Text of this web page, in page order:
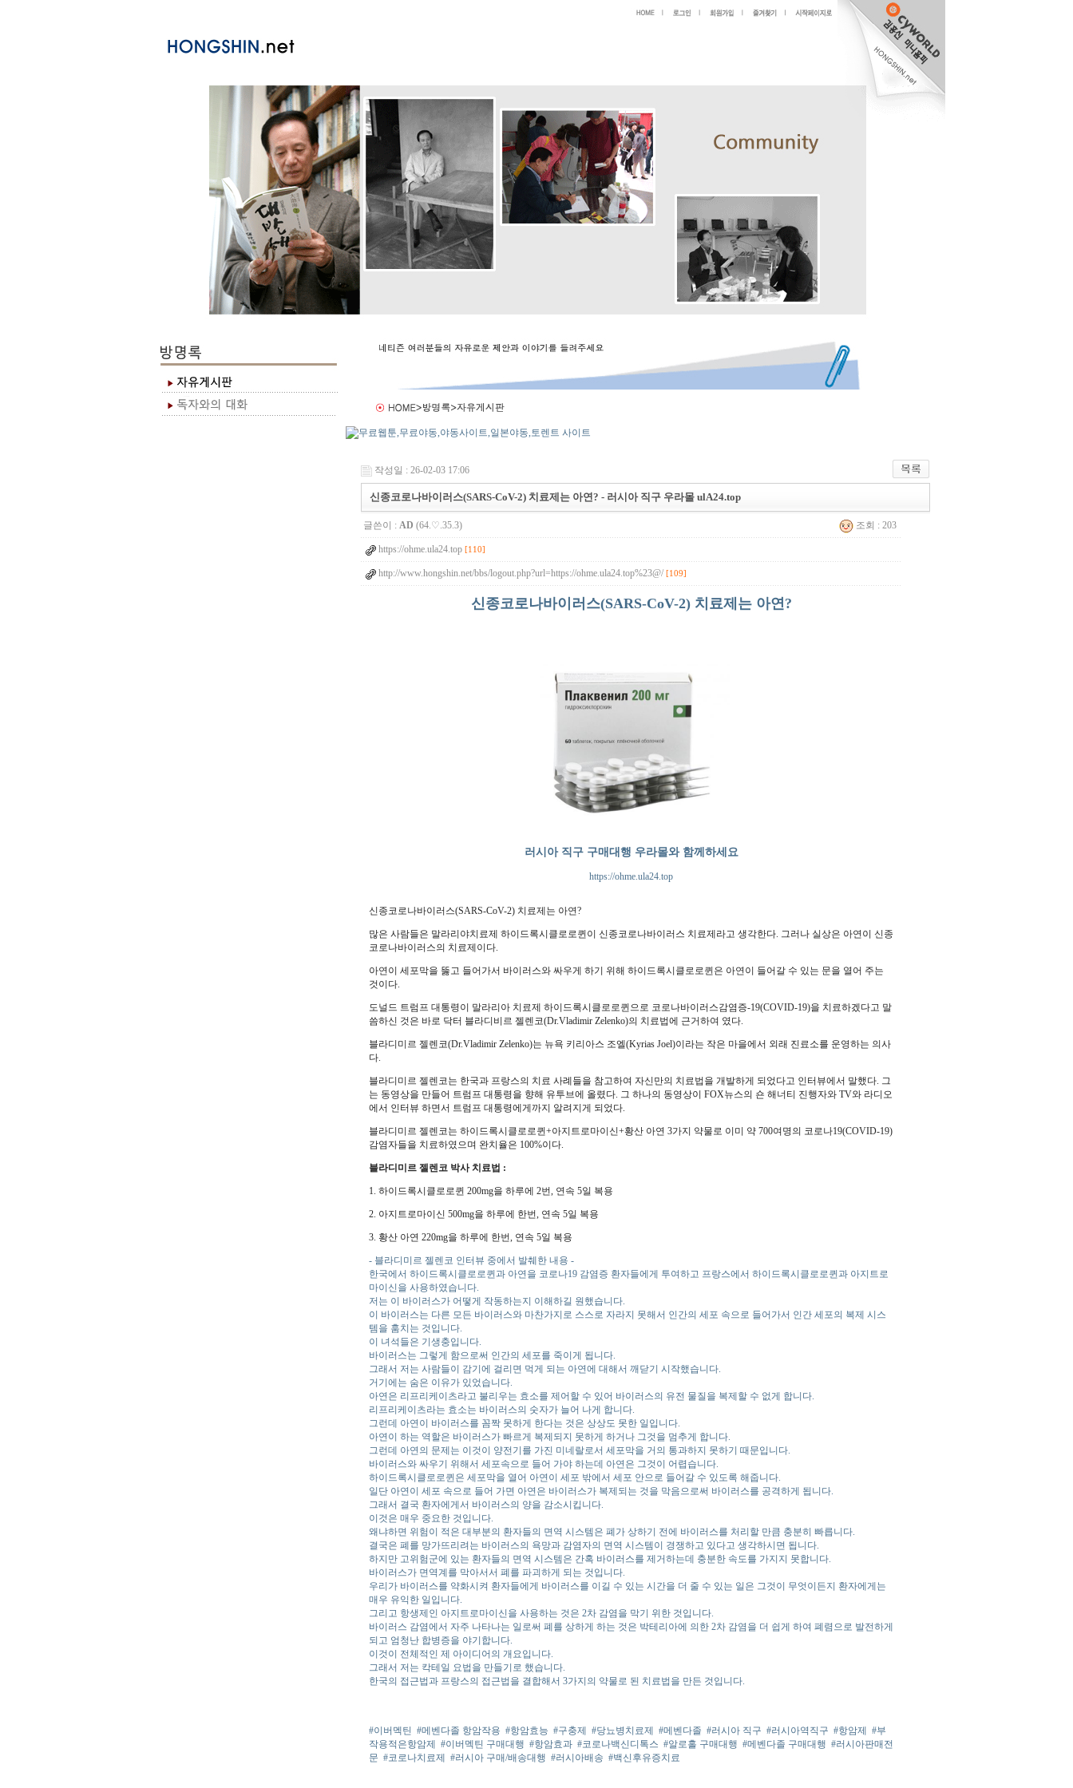
작성일 : 26-02-03 17:06
신종코로나바이러스(SARS-CoV-2) 치료제는 아연? - 러시아 직구 우라몰 ulA24.top
글쓴이 : AD (64.♡.35.3) 조회 : 203
https://ohme.ula24.top [110]
http://www.hongshin.net/bbs/logout.php?url=https://ohme.ula24.top%23@/ [109]
신종코로나바이러스(SARS-CoV-2) 치료제는 아연?
러시아 직구 구매대행 우라몰와 함께하세요
https://ohme.ula24.top
신종코로나바이러스(SARS-CoV-2) 치료제는 아연?
많은 사람들은 말라리야치료제 하이드록시클로로퀸이 신종코로나바이러스 치료제라고 생각한다. 그러나 실상은 아연이 신종
코로나바이러스의 치료제이다.
아연이 세포막을 뚫고 들어가서 바이러스와 싸우게 하기 위해 하이드록시클로로퀸은 아연이 들어갈 수 있는 문을 열어 주는
것이다.
도널드 트럼프 대통령이 말라리아 치료제 하이드록시클로로퀸으로 코로나바이러스감염증-19(COVID-19)을 치료하겠다고 말
씀하신 것은 바로 닥터 블라디비르 젤렌코(Dr.Vladimir Zelenko)의 치료법에 근거하여 였다.
블라디미르 젤렌코(Dr.Vladimir Zelenko)는 뉴욕 키리아스 조엘(Kyrias Joel)이라는 작은 마을에서 외래 진료소를 운영하는 의사
다.
블라디미르 젤렌코는 한국과 프랑스의 치료 사례들을 참고하여 자신만의 치료법을 개발하게 되었다고 인터뷰에서 말했다. 그
는 동영상을 만들어 트럼프 대통령을 향해 유투브에 올렸다. 그 하나의 동영상이 FOX뉴스의 숀 해너티 진행자와 TV와 라디오
에서 인터뷰 하면서 트럼프 대통령에게까지 알려지게 되었다.
블라디미르 젤렌코는 하이드록시클로로퀸+아지트로마이신+황산 아연 3가지 약물로 이미 약 700여명의 코로나19(COVID-19)
감염자들을 치료하였으며 완치율은 100%이다.
블라디미르 젤렌코 박사 치료법 :
1. 하이드록시클로로퀸 200mg을 하루에 2번, 연속 5일 복용
2. 아지트로마이신 500mg을 하루에 한번, 연속 5일 복용
3. 황산 아연 220mg을 하루에 한번, 연속 5일 복용
- 블라디미르 젤렌코 인터뷰 중에서 발췌한 내용 -
한국에서 하이드록시클로로퀸과 아연을 코로나19 감염증 환자들에게 투여하고 프랑스에서 하이드록시클로로퀸과 아지트로
마이신을 사용하였습니다.
저는 이 바이러스가 어떻게 작동하는지 이해하길 원했습니다.
이 바이러스는 다른 모든 바이러스와 마찬가지로 스스로 자라지 못해서 인간의 세포 속으로 들어가서 인간 세포의 복제 시스
템을 훔치는 것입니다.
이 녀석들은 기생충입니다.
바이러스는 그렇게 함으로써 인간의 세포를 죽이게 됩니다.
그래서 저는 사람들이 감기에 걸리면 먹게 되는 아연에 대해서 깨닫기 시작했습니다.
거기에는 숨은 이유가 있었습니다.
아연은 리프리케이츠라고 불리우는 효소를 제어할 수 있어 바이러스의 유전 물질을 복제할 수 없게 합니다.
리프리케이츠라는 효소는 바이러스의 숫자가 늘어 나게 합니다.
그런데 아연이 바이러스를 꼼짝 못하게 한다는 것은 상상도 못한 일입니다.
아연이 하는 역할은 바이러스가 빠르게 복제되지 못하게 하거나 그것을 멈추게 합니다.
그런데 아연의 문제는 이것이 양전기를 가진 미네랄로서 세포막을 거의 통과하지 못하기 때문입니다.
바이러스와 싸우기 위해서 세포속으로 들어 가야 하는데 아연은 그것이 어렵습니다.
하이드록시클로로퀸은 세포막을 열어 아연이 세포 밖에서 세포 안으로 들어갈 수 있도록 해줍니다.
일단 아연이 세포 속으로 들어 가면 아연은 바이러스가 복제되는 것을 막음으로써 바이러스를 공격하게 됩니다.
그래서 결국 환자에게서 바이러스의 양을 감소시킵니다.
이것은 매우 중요한 것입니다.
왜냐하면 위험이 적은 대부분의 환자들의 면역 시스템은 폐가 상하기 전에 바이러스를 처리할 만큼 충분히 빠릅니다.
결국은 폐를 망가뜨리려는 바이러스의 욕망과 감염자의 면역 시스템이 경쟁하고 있다고 생각하시면 됩니다.
하지만 고위험군에 있는 환자들의 면역 시스템은 간혹 바이러스를 제거하는데 충분한 속도를 가지지 못합니다.
바이러스가 면역계를 막아서서 폐를 파괴하게 되는 것입니다.
우리가 바이러스를 약화시켜 환자들에게 바이러스를 이길 수 있는 시간을 더 줄 수 있는 일은 그것이 무엇이든지 환자에게는
매우 유익한 일입니다.
그리고 항생제인 아지트로마이신을 사용하는 것은 2차 감염을 막기 위한 것입니다.
바이러스 감염에서 자주 나타나는 일로써 폐를 상하게 하는 것은 박테리아에 의한 2차 감염을 더 쉽게 하여 폐렴으로 발전하게
되고 엄청난 합병증을 야기합니다.
이것이 전체적인 제 아이디어의 개요입니다.
그래서 저는 칵테일 요법을 만들기로 했습니다.
한국의 접근법과 프랑스의 접근법을 결합해서 3가지의 약물로 된 치료법을 만든 것입니다.
#이버멕틴 #메벤다졸 항암작용 #항암효능 #구충제 #당뇨병치료제 #메벤다졸 #러시아 직구 #러시아역직구 #항암제 #부
작용적은항암제 #이버멕틴 구매대행 #항암효과 #코로나백신디톡스 #알로홀 구매대행 #메벤다졸 구매대행 #러시아판매전
문 #코로나치료제 #러시아 구매/배송대행 #러시아배송 #백신후유증치료